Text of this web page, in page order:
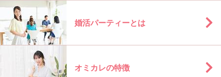
婚活パーティーとは
オミカレの特徴